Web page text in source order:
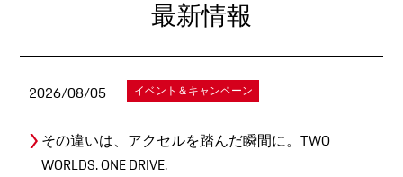
最新情報
2026/08/05 イベント＆キャンペーン
その違いは、アクセルを踏んだ瞬間に。TWO
WORLDS. ONE DRIVE.